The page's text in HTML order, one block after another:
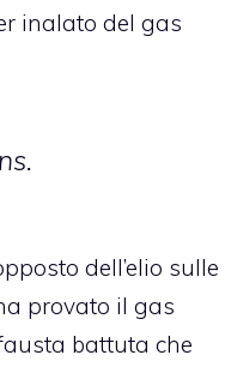
inalato del gas
dell’elio sulle
provato il gas
battuta che